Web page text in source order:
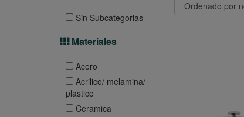
Sin Subcategorias
Materiales
Acero
Acrilico/ melamina/
plastico
Ceramica